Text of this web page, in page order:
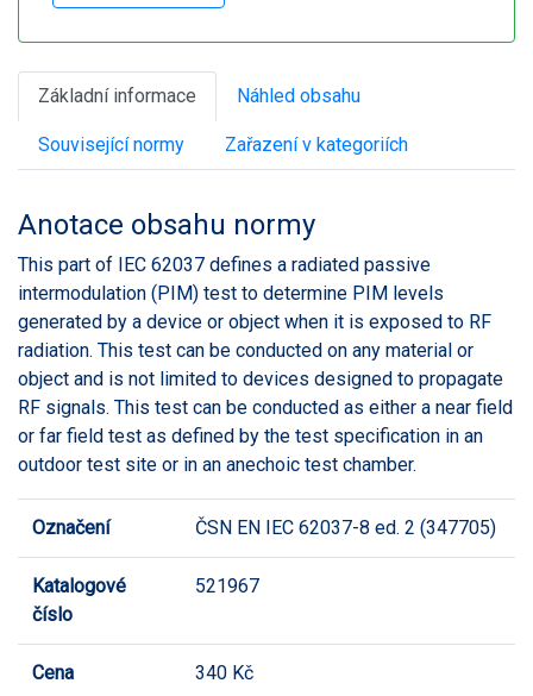
Základní informace Náhled obsahu
Související normy Zařazení v kategoriích
Anotace obsahu normy
This part of IEC 62037 defines a radiated passive
intermodulation (PIM) test to determine PIM levels
generated by a device or object when it is exposed to RF
radiation. This test can be conducted on any material or
object and is not limited to devices designed to propagate
RF signals. This test can be conducted as either a near field
or far field test as defined by the test specification in an
outdoor test site or in an anechoic test chamber.
Označení ČSN EN IEC 62037-8 ed. 2 (347705)
Katalogové
číslo
521967
Cena 340 Kč